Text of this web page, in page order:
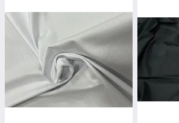
легких костюмів і сорочок.
Стрейч-котон
увібрав у себе все краще
штучних тканин. Його заслужено
звуком. Незначна добавка з еластану,
зробила її популярною і затребуваною
стрейч-котонудуже комфортна у
відмінно сидить на фігурі.
В магазині"RichTex"у великому